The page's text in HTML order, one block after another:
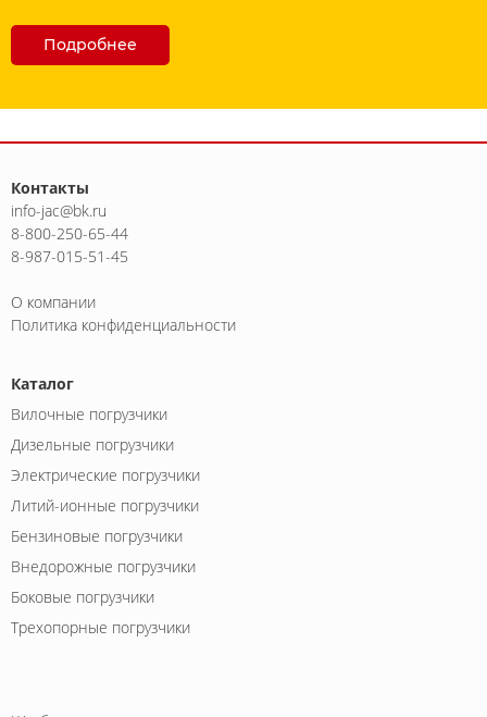
Подробнее
Контакты
info-jac@bk.ru
8-800-250-65-44
8-987-015-51-45
О компании
Политика конфиденциальности
Каталог
Вилочные погрузчики
Дизельные погрузчики
Электрические погрузчики
Литий-ионные погрузчики
Бензиновые погрузчики
Внедорожные погрузчики
Боковые погрузчики
Трехопорные погрузчики